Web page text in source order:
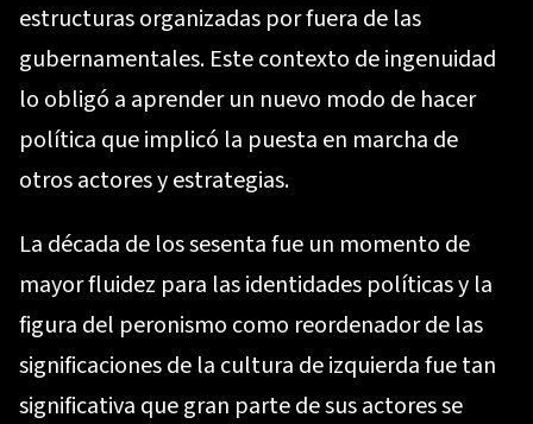
estructuras organizadas por fuera de las
gubernamentales. Este contexto de ingenuidad
lo obligó a aprender un nuevo modo de hacer
política que implicó la puesta en marcha de
otros actores y estrategias.
La década de los sesenta fue un momento de
mayor fluidez para las identidades políticas y la
figura del peronismo como reordenador de las
significaciones de la cultura de izquierda fue tan
significativa que gran parte de sus actores se